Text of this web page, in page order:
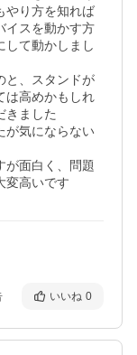
やり方を知れば
イスを動かす方
して動かしまし
と、スタンドが
は高めかもしれ
きました
が気にならない
が面白く、問題
変高いです
いいね 0